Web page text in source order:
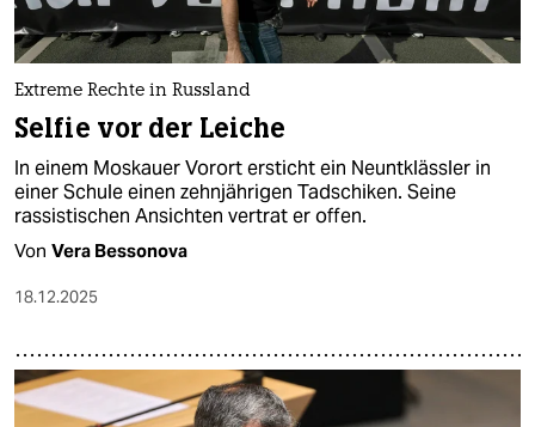
Extreme Rechte in Russland
Selfie vor der Leiche
In einem Moskauer Vorort ersticht ein Neuntklässler in
einer Schule einen zehnjährigen Tadschiken. Seine
rassistischen Ansichten vertrat er offen.
Von Vera Bessonova
18.12.2025